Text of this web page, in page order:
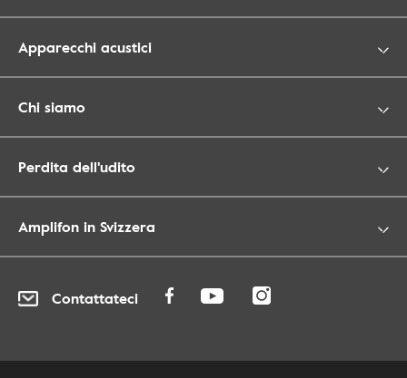
Apparecchi acustici
Chi siamo
Perdita dell'udito
Amplifon in Svizzera
Contattateci